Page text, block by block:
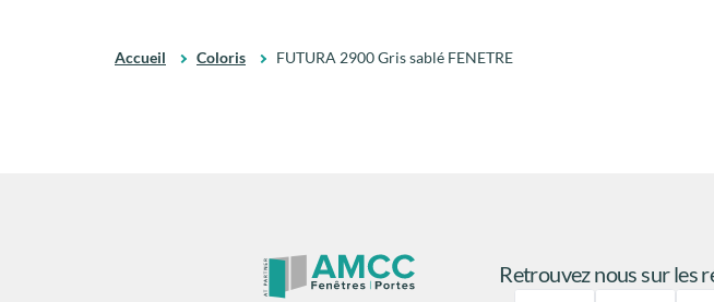
Accueil Coloris FUTURA 2900 Gris sablé FENETRE
Retrouvez nous sur les